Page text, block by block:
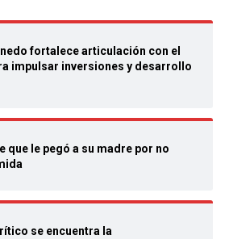
fortalece articulación con el
impulsar inversiones y desarrollo
que le pegó a su madre por no
se encuentra la